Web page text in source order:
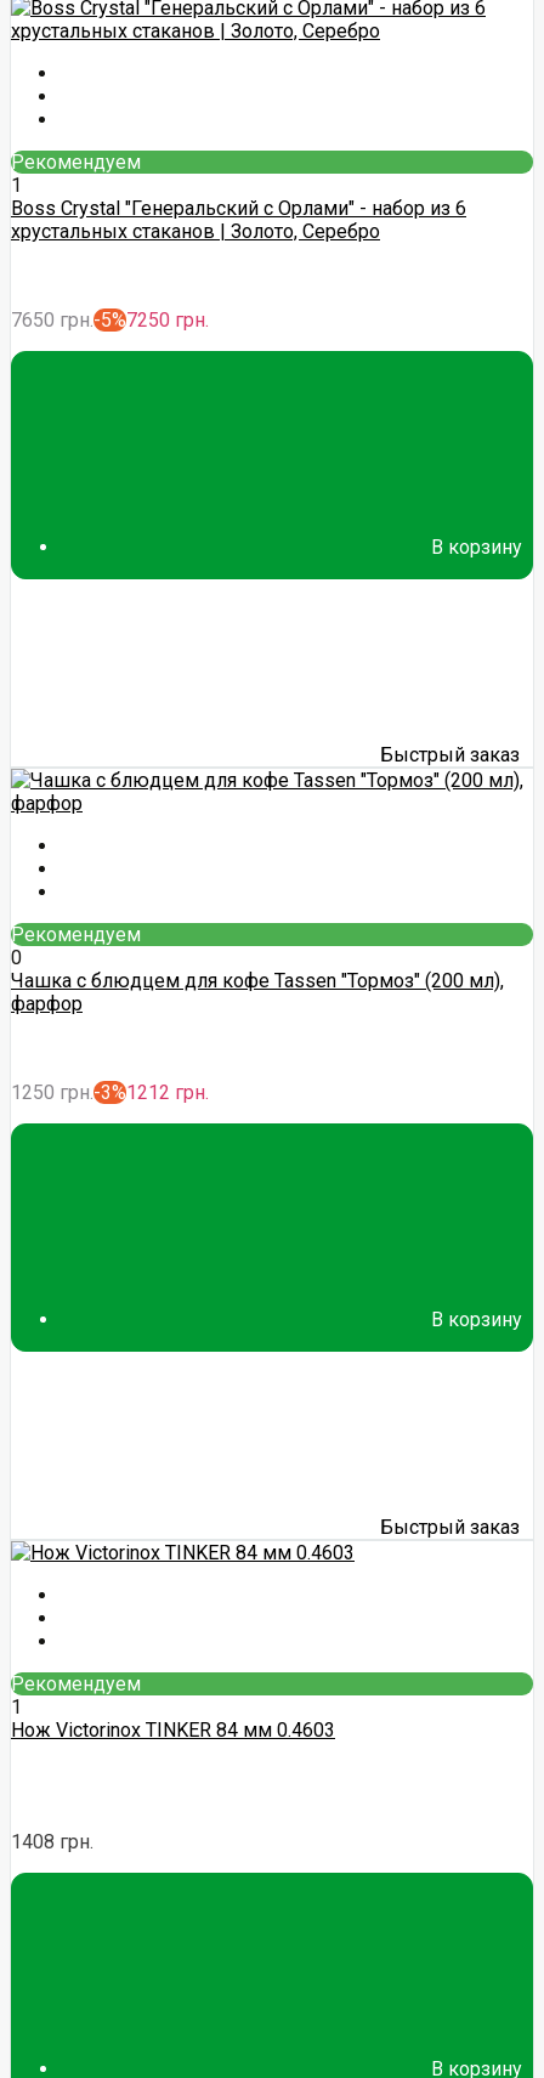
Рекомендуем
1
Boss Crystal "Генеральский с Орлами" - набор из 6
хрустальных стаканов | Золото, Серебро
7650 грн. -5%7250 грн.
В корзину
Быстрый заказ
Рекомендуем
0
Чашка с блюдцем для кофе Tassen "Тормоз" (200 мл),
фарфор
1250 грн. -3%1212 грн.
В корзину
Быстрый заказ
Рекомендуем
1
Нож Victorinox TINKER 84 мм 0.4603
1408 грн.
В корзину